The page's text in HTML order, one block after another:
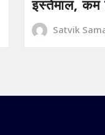
इस्तेमाल, कम
Satvik